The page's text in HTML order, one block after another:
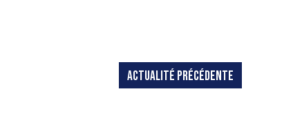
ACTUALITÉ PRÉCÉDENTE